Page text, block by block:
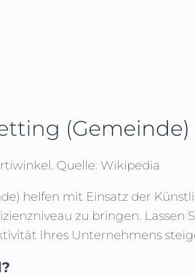
(Gemeinde)
Quelle: Wikipedia
helfen mit Einsatz der
zu bringen.
Ihres Unternehmens